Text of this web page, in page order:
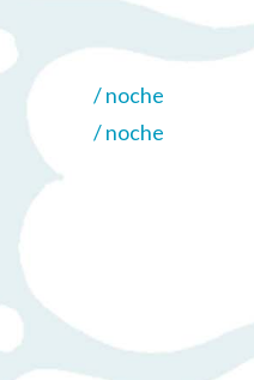
/ noche
/ noche